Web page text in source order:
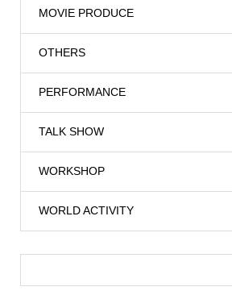
MOVIE PRODUCE
OTHERS
PERFORMANCE
TALK SHOW
WORKSHOP
WORLD ACTIVITY